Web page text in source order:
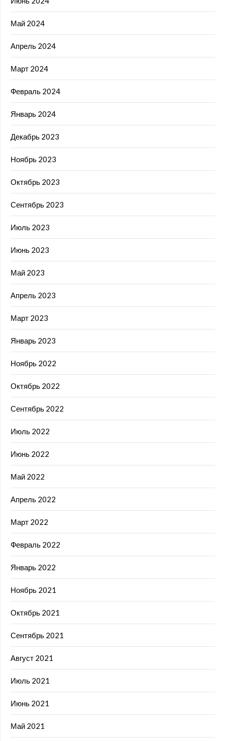
Май 2024
Апрель 2024
Март 2024
Февраль 2024
Январь 2024
Декабрь 2023
Ноябрь 2023
Октябрь 2023
Сентябрь 2023
Июль 2023
Июнь 2023
Май 2023
Апрель 2023
Март 2023
Январь 2023
Ноябрь 2022
Октябрь 2022
Сентябрь 2022
Июль 2022
Июнь 2022
Май 2022
Апрель 2022
Март 2022
Февраль 2022
Январь 2022
Ноябрь 2021
Октябрь 2021
Сентябрь 2021
Август 2021
Июль 2021
Июнь 2021
Май 2021